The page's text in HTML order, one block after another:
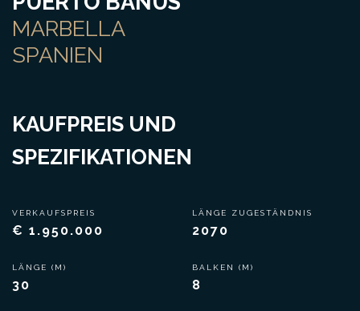
MARBELLA
SPANIEN
KAUFPREIS UND
SPEZIFIKATIONEN
VERKAUFSPREIS
€ 1.950.000
LÄNGE (M)
30
LÄNGE ZUGESTÄNDNIS
2070
BALKEN (M)
8